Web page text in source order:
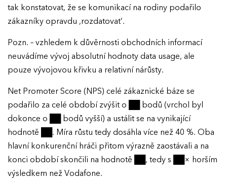
tak konstatovat, že se komunikací na rodiny podařilo
zákazníky opravdu ‚rozdatovat‘.
Pozn. – vzhledem k důvěrnosti obchodních informací
neuvádíme vývoj absolutní hodnoty data usage, ale
pouze vývojovou křivku a relativní nárůsty.
Net Promoter Score (NPS) celé zákaznické báze se
podařilo za celé období zvýšit o ██ bodů (vrchol byl
dokonce o ██ bodů vyšší) a ustálit se na vynikající
hodnotě ██. Míra růstu tedy dosáhla více než 40 %. Oba
hlavní konkurenční hráči přitom výrazně zaostávali a na
konci období skončili na hodnotě ██, tedy s ██× horším
výsledkem než Vodafone.